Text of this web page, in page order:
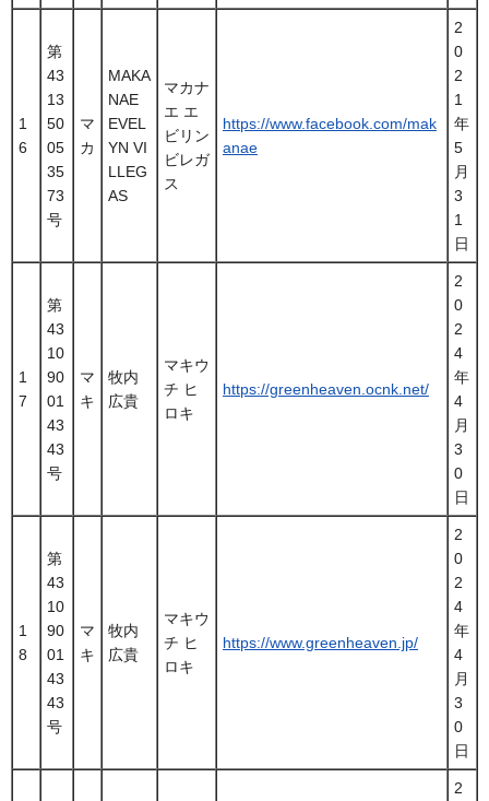
1
6
第
43
13
50
05
35
73
号
マ
カ
MAKA
NAE
EVEL
YN VI
LLEG
AS
マカナ
エ エ
ビリン
ビレガ
ス
https://www.facebook.com/mak
anae
2
0
2
1
年
5
月
3
1
日
1
7
第
43
10
90
01
43
43
号
マ
キ
牧内
広貴
マキウ
チ ヒ
ロキ
https://greenheaven.ocnk.net/
2
0
2
4
年
4
月
3
0
日
1
8
第
43
10
90
01
43
43
号
マ
キ
牧内
広貴
マキウ
チ ヒ
ロキ
https://www.greenheaven.jp/
2
0
2
4
年
4
月
3
0
日
2